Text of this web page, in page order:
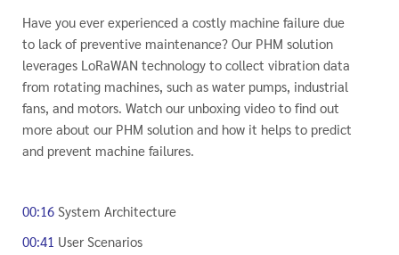
Have you ever experienced a costly machine failure due
to lack of preventive maintenance? Our PHM solution
leverages LoRaWAN technology to collect vibration data
from rotating machines, such as water pumps, industrial
fans, and motors. Watch our unboxing video to find out
more about our PHM solution and how it helps to predict
and prevent machine failures.
00:16 System Architecture
00:41 User Scenarios